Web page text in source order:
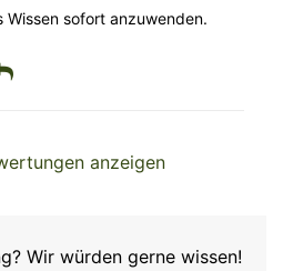
Wissen sofort anzuwenden.
anzeigen
Wir würden gerne wissen!